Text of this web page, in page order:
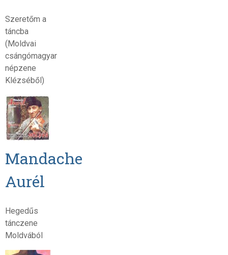
Szeretőm a
táncba
(Moldvai
csángómagyar
népzene
Klézséből)
Mandache
Aurél
Hegedűs
tánczene
Moldvából